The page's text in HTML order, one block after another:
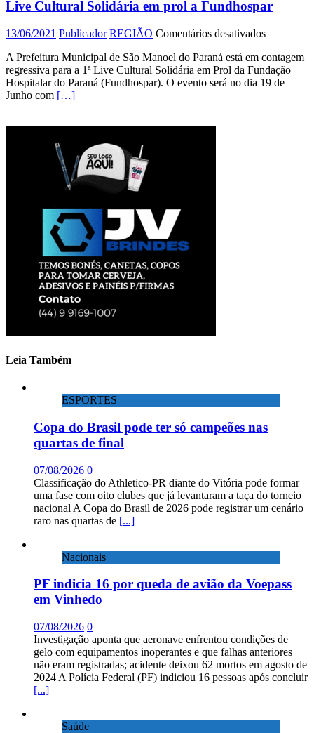
Terra
Boa
Live Cultural Solidária em prol a Fundhospar
13/06/2021 Publicador REGIÃO Comentários desativadosem
de
São
Manoel
A Prefeitura Municipal de São Manoel do Paraná está em contagem
regressiva para a 1ª Live Cultural Solidária em Prol da Fundação
Hospitalar do Paraná (Fundhospar). O evento será no dia 19 de
Junho com […]
Leia Também
ESPORTES
Copa do Brasil pode ter só campeões nas
quartas de final
07/08/2026 0
Classificação do Athletico-PR diante do Vitória pode formar
uma fase com oito clubes que já levantaram a taça do torneio
nacional A Copa do Brasil de 2026 pode registrar um cenário
raro nas quartas de [...]
Nacionais
PF indicia 16 por queda de avião da Voepass
em Vinhedo
07/08/2026 0
Investigação aponta que aeronave enfrentou condições de
gelo com equipamentos inoperantes e que falhas anteriores
não eram registradas; acidente deixou 62 mortos em agosto de
2024 A Polícia Federal (PF) indiciou 16 pessoas após concluir
[...]
Saúde